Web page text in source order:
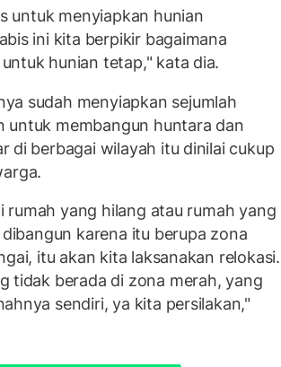
untuk menyiapkan hunian
ini kita berpikir bagaimana
hunian tetap," kata dia.
sudah menyiapkan sejumlah
untuk membangun huntara dan
di berbagai wilayah itu dinilai cukup
rumah yang hilang atau rumah yang
karena itu berupa zona
itu akan kita laksanakan relokasi.
tidak berada di zona merah, yang
sendiri, ya kita persilakan,"